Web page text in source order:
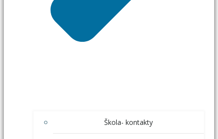
Škola- kontakty